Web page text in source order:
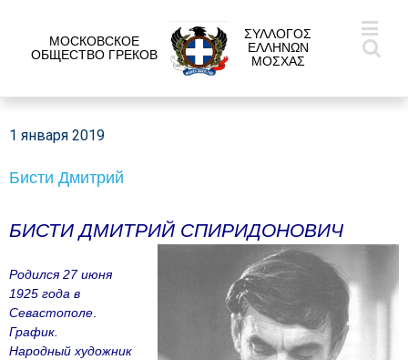
МОСКОВСКОЕ
ОБЩЕСТВО ГРЕКОВ
ΣΥΛΛΟΓΟΣ
ΕΛΛΗΝΩΝ
ΜΟΣΧΑΣ
1 января 2019
Бисти Дмитрий
БИСТИ ДМИТРИЙ СПИРИДОНОВИЧ
Родился 27 июня
1925 года в
Севастополе
График.
Народный художник